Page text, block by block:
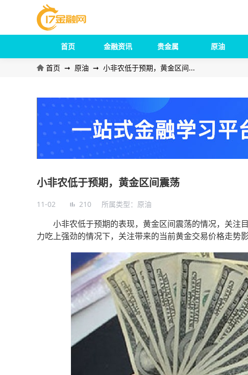
首页 金融资讯 贵金属 原油
首页 ➞ 原油 ➞ 小非农低于预期，黄金区间...
小非农低于预期，黄金区间震荡
11-02 210 所属类型： 原油
小非农低于预期的表现，黄金区间震荡的情况，关注
力吃上强劲的情况下，关注带来的当前黄金交易价格走势影